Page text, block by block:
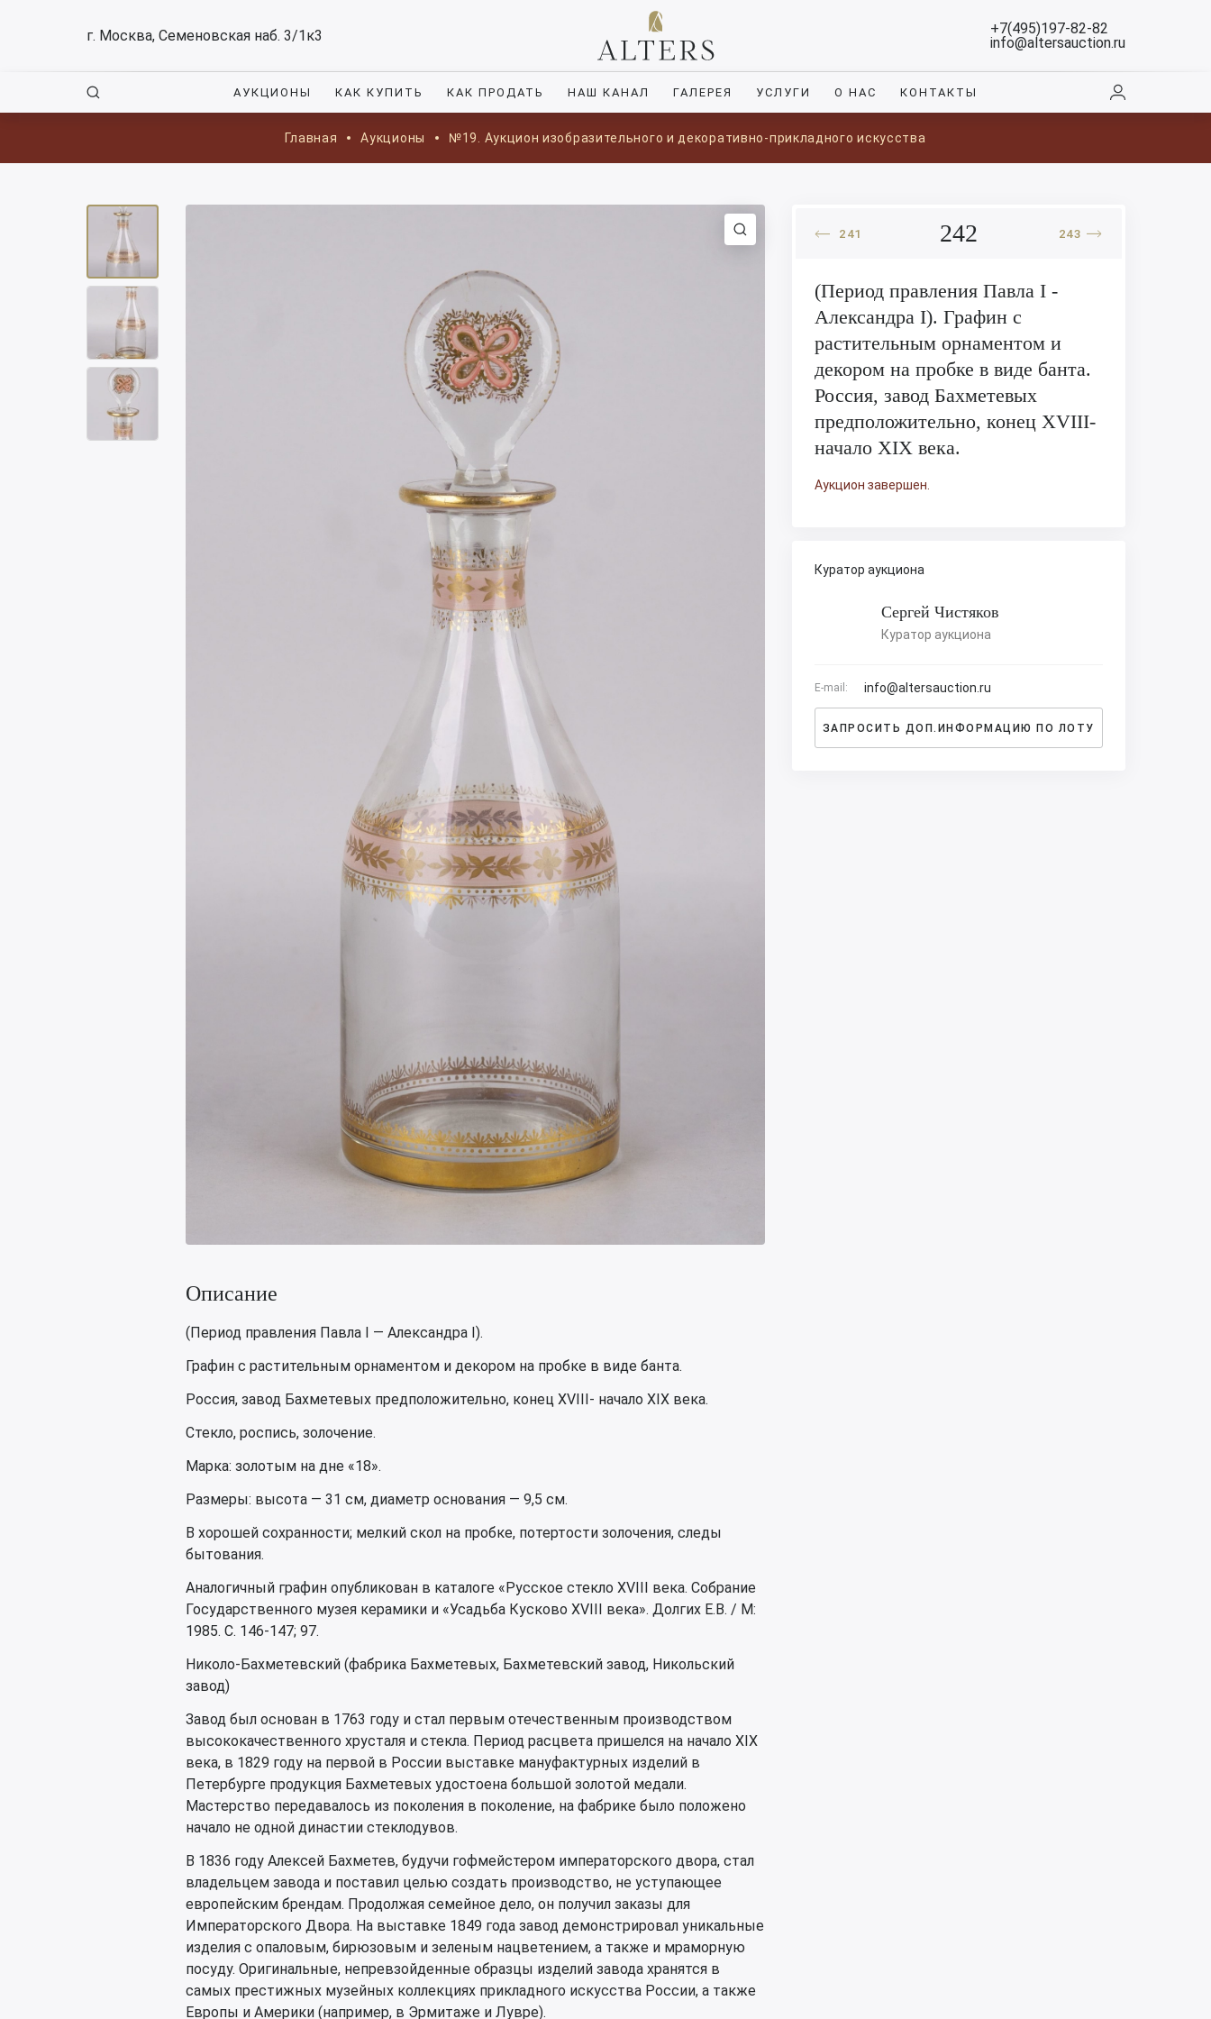
г. Москва, Семеновская наб. 3/1к3
+7(495)197-82-82
info@altersauction.ru
АУКЦИОНЫ КАК КУПИТЬ КАК ПРОДАТЬ НАШ КАНАЛ ГАЛЕРЕЯ УСЛУГИ О НАС КОНТАКТЫ
Главная Аукционы №19. Аукцион изобразительного и декоративно-прикладного искусства
Описание
(Период правления Павла I — Александра I).
Графин с растительным орнаментом и декором на пробке в виде банта.
Россия, завод Бахметевых предположительно, конец XVIII- начало XIX века.
Стекло, роспись, золочение.
Марка: золотым на дне «18».
Размеры: высота — 31 см, диаметр основания — 9,5 см.
В хорошей сохранности; мелкий скол на пробке, потертости золочения, следы
бытования.
Аналогичный графин опубликован в каталоге «Русское стекло XVIII века. Собрание
Государственного музея керамики и «Усадьба Кусково XVIII века». Долгих Е.В. / М:
1985. С. 146-147; 97.
Николо-Бахметевский (фабрика Бахметевых, Бахметевский завод, Никольский
завод)
Завод был основан в 1763 году и стал первым отечественным производством
высококачественного хрусталя и стекла. Период расцвета пришелся на начало XIX
века, в 1829 году на первой в России выставке мануфактурных изделий в
Петербурге продукция Бахметевых удостоена большой золотой медали.
Мастерство передавалось из поколения в поколение, на фабрике было положено
начало не одной династии стеклодувов.
В 1836 году Алексей Бахметев, будучи гофмейстером императорского двора, стал
владельцем завода и поставил целью создать производство, не уступающее
европейским брендам. Продолжая семейное дело, он получил заказы для
Императорского Двора. На выставке 1849 года завод демонстрировал уникальные
изделия с опаловым, бирюзовым и зеленым нацветением, а также и мраморную
посуду. Оригинальные, непревзойденные образцы изделий завода хранятся в
самых престижных музейных коллекциях прикладного искусства России, а также
Европы и Америки (например, в Эрмитаже и Лувре).
241 242 243
(Период правления Павла I -
Александра I). Графин с
растительным орнаментом и
декором на пробке в виде банта.
Россия, завод Бахметевых
предположительно, конец XVIII-
начало XIX века.
Аукцион завершен.
Куратор аукциона
Сергей Чистяков
Куратор аукциона
E-mail: info@altersauction.ru
ЗАПРОСИТЬ ДОП.ИНФОРМАЦИЮ ПО ЛОТУ